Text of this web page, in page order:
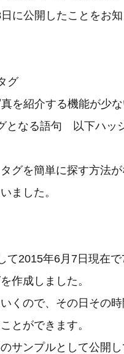
に公開したことをお知
グ
を紹介する機能が少
となる語句 以下ハッ
グを簡単に探す方法
ました。
て2015年6月7日現在
作成しました。
くので、その日その
とができます。
サンプルとして公開し